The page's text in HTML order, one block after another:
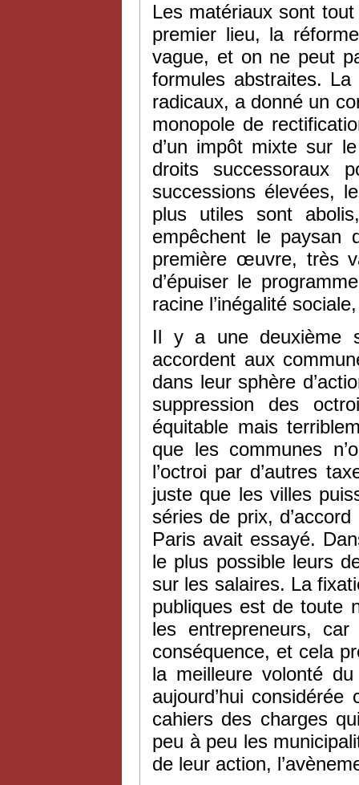
Les matériaux sont
premier lieu, la
vague, et on ne peut
formules abstraites.
radicaux, a donné un
monopole de
d’un impôt mixte sur
droits successoraux
successions élevées,
plus utiles sont
empêchent le paysan
première œuvre, très
d’épuiser le
racine l’inégalité
Il y a une deuxième
accordent aux
dans leur sphère
suppression des
équitable mais
que les communes
l’octroi par d’autres
juste que les villes
séries de prix,
Paris avait essayé.
le plus possible leurs
sur les salaires. La
publiques est de toute
les entrepreneurs,
conséquence, et cela
la meilleure volonté
aujourd’hui
cahiers des charges
peu à peu les
de leur action,